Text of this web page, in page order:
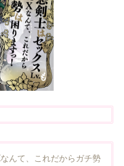
んて、これだからガチ勢